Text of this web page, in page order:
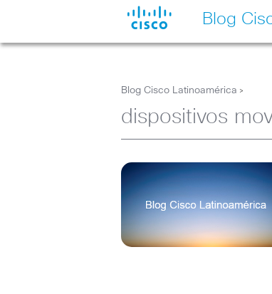
Blog
Blog Cisco Latinoamérica >
dispositivos